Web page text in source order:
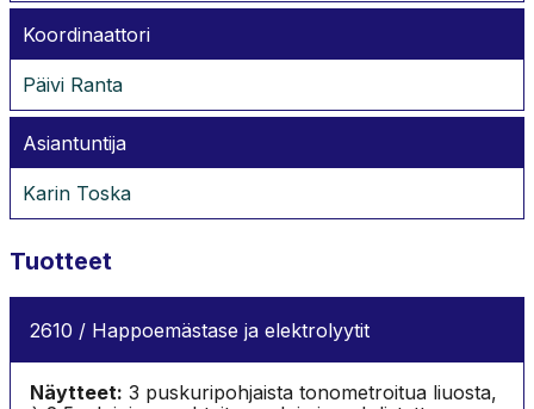
Koordinaattori
Päivi Ranta
Asiantuntija
Karin Toska
Tuotteet
2610 / Happoemästase ja elektrolyytit
Näytteet: 3 puskuripohjaista tonometroitua liuosta,